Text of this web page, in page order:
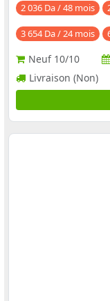
2 036 Da / 48 mois
3 654 Da / 24 mois
Neuf 10/10
Livraison (Non)